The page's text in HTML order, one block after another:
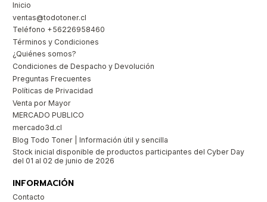
Inicio
ventas@todotoner.cl
Teléfono +56226958460
Términos y Condiciones
¿Quiénes somos?
Condiciones de Despacho y Devolución
Preguntas Frecuentes
Políticas de Privacidad
Venta por Mayor
MERCADO PUBLICO
mercado3d.cl
Blog Todo Toner | Información útil y sencilla
Stock inicial disponible de productos participantes del Cyber Day
del 01 al 02 de junio de 2026
INFORMACIÓN
Contacto